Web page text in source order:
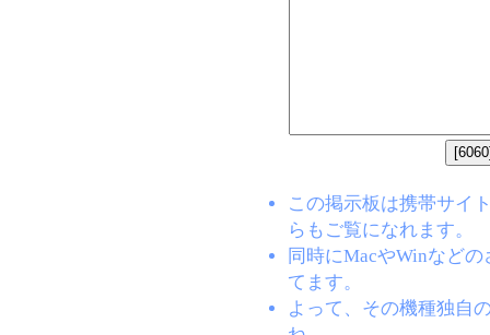
この掲示板は携帯サイ
らもご覧になれます。
同時にMacやWinなど
てます。
よって、その機種独自